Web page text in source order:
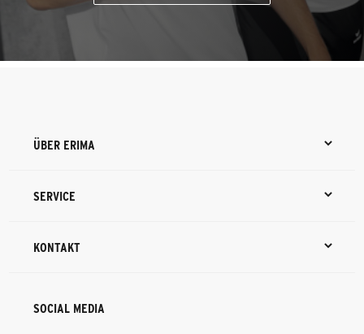
ÜBER ERIMA
SERVICE
KONTAKT
SOCIAL MEDIA